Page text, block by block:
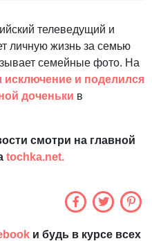
телеведущий и
личную жизнь за семью
семейные фото. На
исключение и поделился
доченьки в
смотри на главной
tochka.net.
и будь в курсе всех